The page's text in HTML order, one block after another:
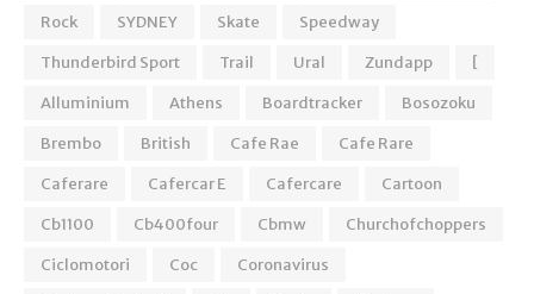
Rock
SYDNEY Skate
Speedway
Thunderbird Sport
Trail Ural Zundapp
[
Alluminium
Athens Boardtracker
Bosozoku
Brembo
British Cafe Rae
Cafe Rare
Caferare
Cafercar E Cafercare
Cartoon
Cb1100
Cb400four Cbmw
Churchofchoppers
Ciclomotori
Coc
Coronavirus